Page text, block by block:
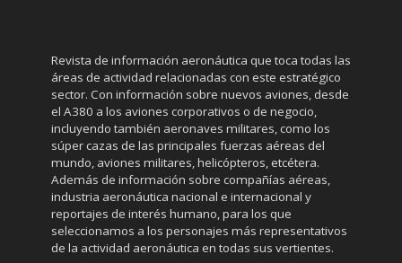
Revista de información aeronáutica que toca todas las
áreas de actividad relacionadas con este estratégico
sector. Con información sobre nuevos aviones, desde
el A380 a los aviones corporativos o de negocio,
incluyendo también aeronaves militares, como los
súper cazas de las principales fuerzas aéreas del
mundo, aviones militares, helicópteros, etcétera.
Además de información sobre compañías aéreas,
industria aeronáutica nacional e internacional y
reportajes de interés humano, para los que
seleccionamos a los personajes más representativos
de la actividad aeronáutica en todas sus vertientes.